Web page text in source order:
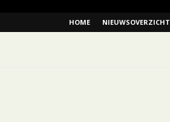
HOME NIEUWSOVERZICHT